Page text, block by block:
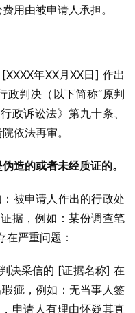
用由被申请人承担。
年XX月XX日] 作出
判决（以下简称“原判
政诉讼法》第九十条、
依法再审。
造的或者未经质证的。
被申请人作出的行政处
据，例如：某份调查笔
严重问题：
决采信的 [证据名称] 在
疵，例如：无当事人签
申请人有理由怀疑其真